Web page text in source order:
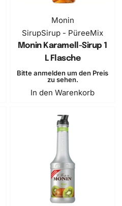
Monin
SirupSirup - PüreeMix
Monin Karamell-Sirup 1
L Flasche
Bitte anmelden um den Preis
zu sehen.
In den Warenkorb